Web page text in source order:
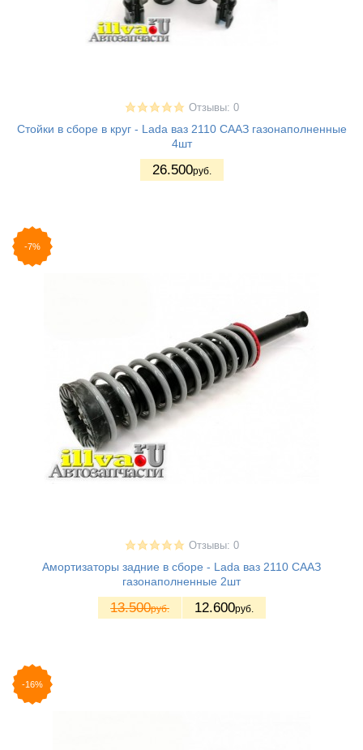
Отзывы: 0
Стойки в сборе в круг - Lada ваз 2110 СААЗ газонаполненные
4шт
26.500руб.
-7%
Отзывы: 0
Амортизаторы задние в сборе - Lada ваз 2110 СААЗ
газонаполненные 2шт
13.500руб. 12.600руб.
-16%